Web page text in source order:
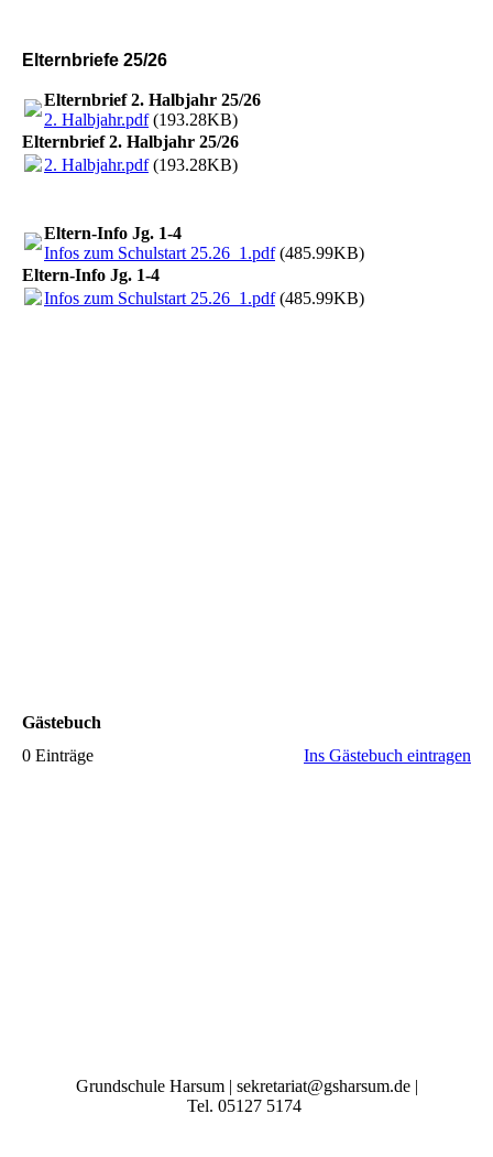
Elternbriefe 25/26
Elternbrief 2. Halbjahr 25/26
2. Halbjahr.pdf(193.28KB)
Elternbrief 2. Halbjahr 25/26
2. Halbjahr.pdf(193.28KB)
Eltern-Info Jg. 1-4
Infos zum Schulstart 25.26_1.pdf(485.99KB)
Eltern-Info Jg. 1-4
Infos zum Schulstart 25.26_1.pdf(485.99KB)
Gästebuch
0 Einträge
Ins Gästebuch eintragen
Grundschule Harsum | sekretariat@gsharsum.de |
Tel. 05127 5174